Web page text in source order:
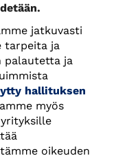
jatkuvasti
tarpeita ja
palautetta ja
hallituksen
myös
oikeuden